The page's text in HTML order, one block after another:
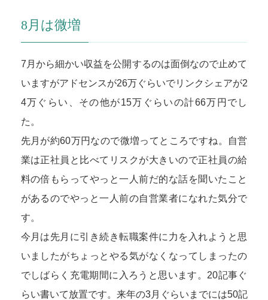
8月は微増
7月から細かい収益を公開するのは面倒なので止めて
いますがアドセンスが26万ぐらいでリンクシェアが2
4万ぐらい、その他が15万ぐらいの計66万円でし
た。
先月が約60万円なので微増ってところですね。自営
業は正社員と比べてリスクが大きいので正社員の給
料の倍もらってやっと一人前だ的な話を聞いたこと
があるのでやっと一人前の自営業者になれた気分で
す。
今月は先月に引き続き転職案件に力を入れようと思
いましたがちょっとやる気がなくなってしまったの
でしばらく充電期間に入ろうと思います。20記事ぐ
らい書いて放置です。来年の3月ぐらいまでには50記